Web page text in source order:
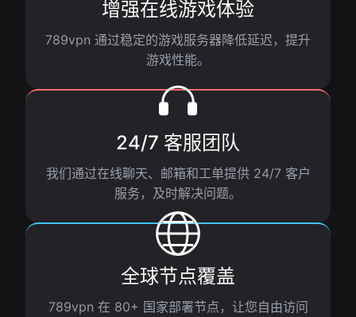
增强在线游戏体验
789vpn 通过稳定的游戏服务器降低延迟，提升
游戏性能。
24/7 客服团队
我们通过在线聊天、邮箱和工单提供 24/7 客户
服务，及时解决问题。
全球节点覆盖
789vpn 在 80+ 国家部署节点，让您自由访问